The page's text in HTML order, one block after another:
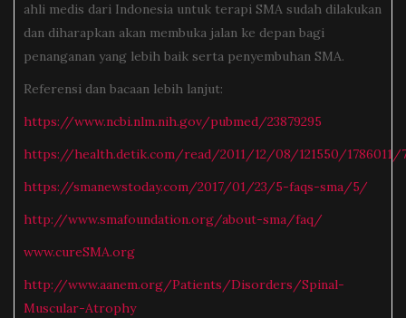
ahli medis dari Indonesia untuk terapi SMA sudah dilakukan
dan diharapkan akan membuka jalan ke depan bagi
penanganan yang lebih baik serta penyembuhan SMA.
Referensi dan bacaan lebih lanjut:
https://www.ncbi.nlm.nih.gov/pubmed/23879295
https://health.detik.com/read/2011/12/08/121550/1786011/
https://smanewstoday.com/2017/01/23/5-faqs-sma/5/
http://www.smafoundation.org/about-sma/faq/
www.cureSMA.org
http://www.aanem.org/Patients/Disorders/Spinal-
Muscular-Atrophy